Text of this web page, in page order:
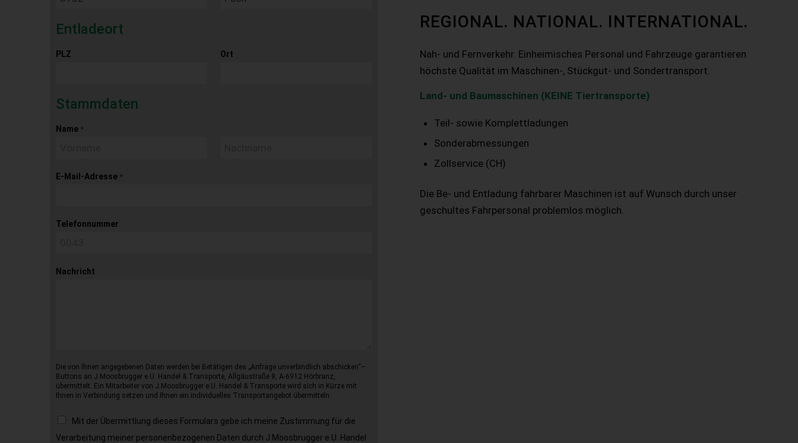
Entladeort
PLZ Ort
Stammdaten
Name *
E-Mail-Adresse *
Telefonnummer
Nachricht
Die von Ihnen angegebenen Daten werden bei Betätigen des „Anfrage unverbindlich abschicken“–
Buttons an J.Moosbrugger e.U. Handel & Transporte, Allgäustraße 8, A-6912 Hörbranz,
übermittelt. Ein Mitarbeiter von J.Moosbrugger e.U. Handel & Transporte wird sich in Kürze mit
Ihnen in Verbindung setzen und Ihnen ein individuelles Transportangebot übermitteln.
Mit der Übermittlung dieses Formulars gebe ich meine Zustimmung für die
Verarbeitung meiner personenbezogenen Daten durch J.Moosbrugger e.U. Handel
REGIONAL. NATIONAL. INTERNATIONAL.
Nah- und Fernverkehr. Einheimisches Personal und Fahrzeuge garantieren
höchste Qualität im Maschinen-, Stückgut- und Sondertransport.
Land- und Baumaschinen (KEINE Tiertransporte)
Teil- sowie Komplettladungen
Sonderabmessungen
Zollservice (CH)
Die Be- und Entladung fahrbarer Maschinen ist auf Wunsch durch unser
geschultes Fahrpersonal problemlos möglich.